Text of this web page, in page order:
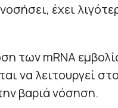
έχει
των mRNA
να λειτουργεί
βαριά νόσηση.